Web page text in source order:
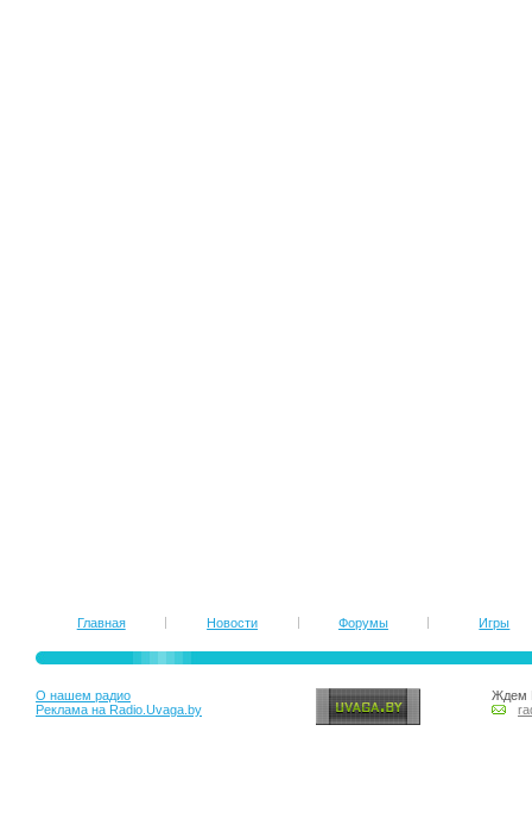
Главная Новости Форумы Игры
О нашем радио
Реклама на Radio.Uvaga.by
Ждем